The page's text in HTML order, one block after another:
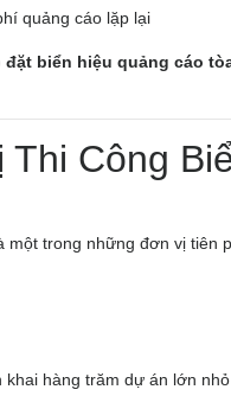
quảng cáo lặp lại
biển hiệu quảng cáo
Công
một trong những đơn vị tiên
hàng trăm dự án lớn